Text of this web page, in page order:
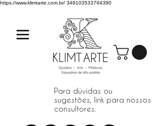
https://www.klimtarte.com.br/ 349103533764390
Para dúvidas ou
sugestões, link para nossos
consultores.